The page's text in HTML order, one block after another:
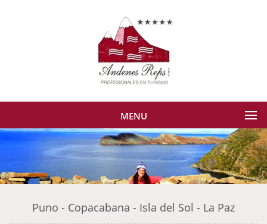
MENU
Puno - Copacabana - Isla del Sol - La Paz